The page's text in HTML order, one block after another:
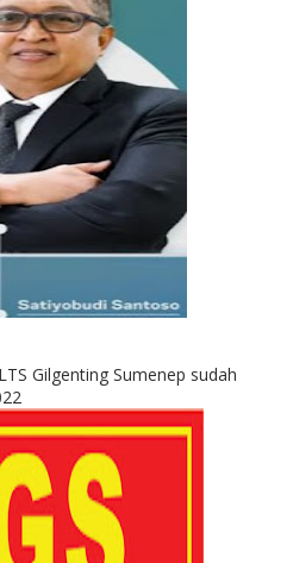
Gilgenting Sumenep sudah